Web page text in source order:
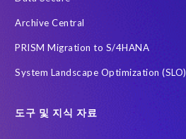
Archive Central
PRISM Migration to S/4HANA
System Landscape Optimization (SLO)
도구 및 지식 자료